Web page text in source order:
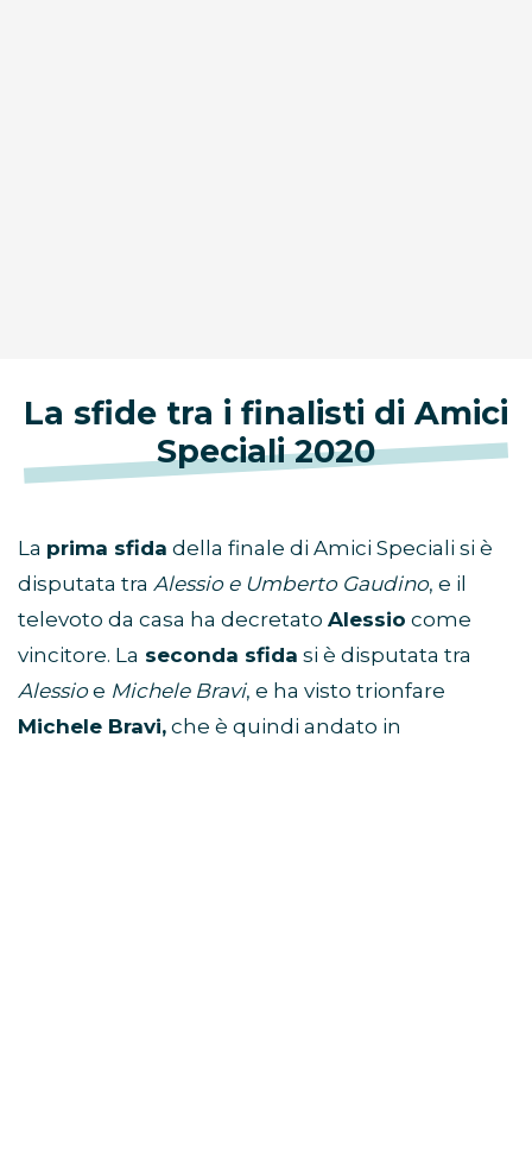
La sfide tra i finalisti di Amici
Speciali 2020
La prima sfida della finale di Amici Speciali si è
disputata tra Alessio e Umberto Gaudino, e il
televoto da casa ha decretato Alessio come
vincitore. La seconda sfida si è disputata tra
Alessioe Michele Bravi, e ha visto trionfare
Michele Bravi, che è quindi andato in